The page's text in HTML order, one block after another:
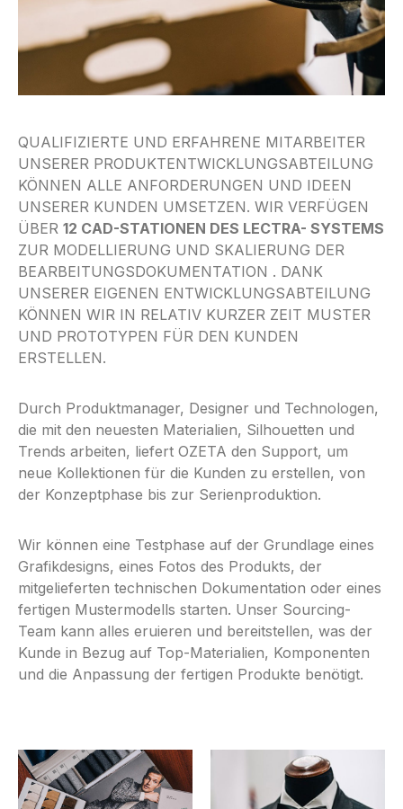
QUALIFIZIERTE UND ERFAHRENE MITARBEITER
UNSERER PRODUKTENTWICKLUNGSABTEILUNG
KÖNNEN ALLE ANFORDERUNGEN UND IDEEN
UNSERER KUNDEN UMSETZEN. WIR VERFÜGEN
ÜBER 12 CAD-STATIONEN DES LECTRA- SYSTEMS
ZUR MODELLIERUNG UND SKALIERUNG DER
BEARBEITUNGSDOKUMENTATION . DANK
UNSERER EIGENEN ENTWICKLUNGSABTEILUNG
KÖNNEN WIR IN RELATIV KURZER ZEIT MUSTER
UND PROTOTYPEN FÜR DEN KUNDEN
ERSTELLEN.
Durch Produktmanager, Designer und Technologen,
die mit den neuesten Materialien, Silhouetten und
Trends arbeiten, liefert OZETA den Support, um
neue Kollektionen für die Kunden zu erstellen, von
der Konzeptphase bis zur Serienproduktion.
Wir können eine Testphase auf der Grundlage eines
Grafikdesigns, eines Fotos des Produkts, der
mitgelieferten technischen Dokumentation oder eines
fertigen Mustermodells starten. Unser Sourcing-
Team kann alles eruieren und bereitstellen, was der
Kunde in Bezug auf Top-Materialien, Komponenten
und die Anpassung der fertigen Produkte benötigt.